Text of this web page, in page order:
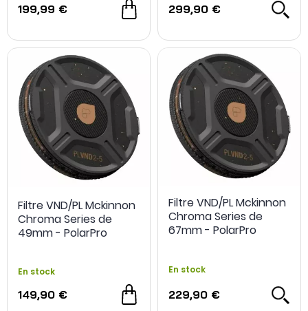
199,99 € 299,90 €
Filtre VND/PL Mckinnon
Chroma Series de
49mm - PolarPro
En stock
149,90 €
Filtre VND/PL Mckinnon
Chroma Series de
67mm - PolarPro
En stock
229,90 €